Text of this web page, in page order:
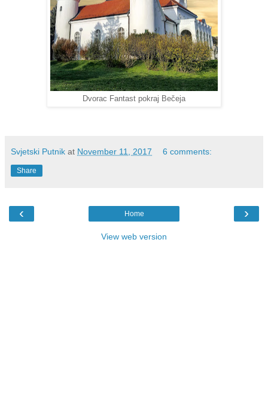
Dvorac Fantast pokraj Bečeja
Svjetski Putnik at November 11, 2017 6 comments:
Share
‹ ›
Home
View web version